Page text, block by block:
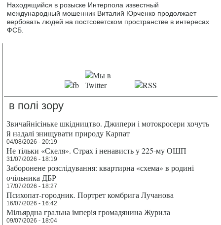
Находящийся в розыске Интерпола известный
международный мошенник Виталий Юрченко продолжает
вербовать людей на постсоветском пространстве в интересах
ФСБ.
в полі зору
Звичайнісіньке шкідництво. Джипери і мотокросери хочуть
й надалі знищувати природу Карпат
04/08/2026 - 20:19
Не тільки «Скеля». Страх і ненависть у 225-му ОШП
31/07/2026 - 18:19
Заборонене розслідування: квартирна «схема» в родині
очільника ДБР
17/07/2026 - 18:27
Психопат-городник. Портрет комбрига Лучанова
16/07/2026 - 16:42
Мільярдна гральна імперія громадянина Журила
09/07/2026 - 18:04